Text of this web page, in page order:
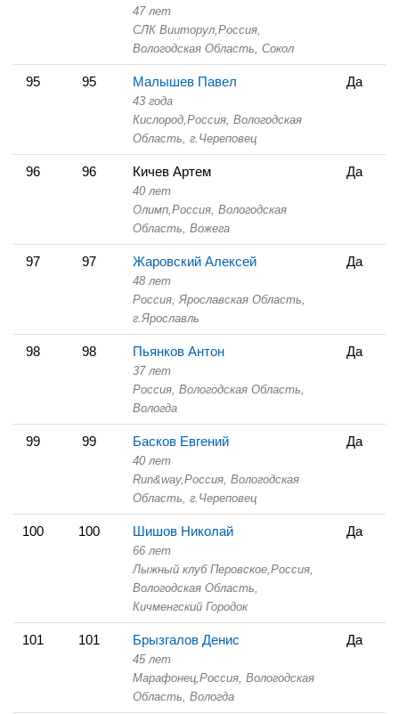
47 лет
СЛК Вииторул, Россия,
Вологодская Область, Сокол
95 95 Малышев Павел
43 года
Кислород, Россия, Вологодская
Область, г.Череповец
Да
96 96 Кичев Артем
40 лет
Олимп, Россия, Вологодская
Область, Вожега
Да
97 97 Жаровский Алексей
48 лет
Россия, Ярославская Область,
г.Ярославль
Да
98 98 Пьянков Антон
37 лет
Россия, Вологодская Область,
Вологда
Да
99 99 Басков Евгений
40 лет
Run&way, Россия, Вологодская
Область, г.Череповец
Да
100 100 Шишов Николай
66 лет
Лыжный клуб Перовское, Россия,
Вологодская Область,
Кичменгский Городок
Да
101 101 Брызгалов Денис
45 лет
Марафонец, Россия, Вологодская
Область, Вологда
Да